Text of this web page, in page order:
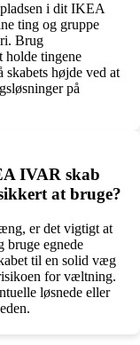
i dit IKEA
ting og gruppe
Brug
holde tingene
højde ved at
på
IVAR skab
at bruge?
er det vigtigt at
bruge egnede
til en solid væg
for væltning.
løsnede eller